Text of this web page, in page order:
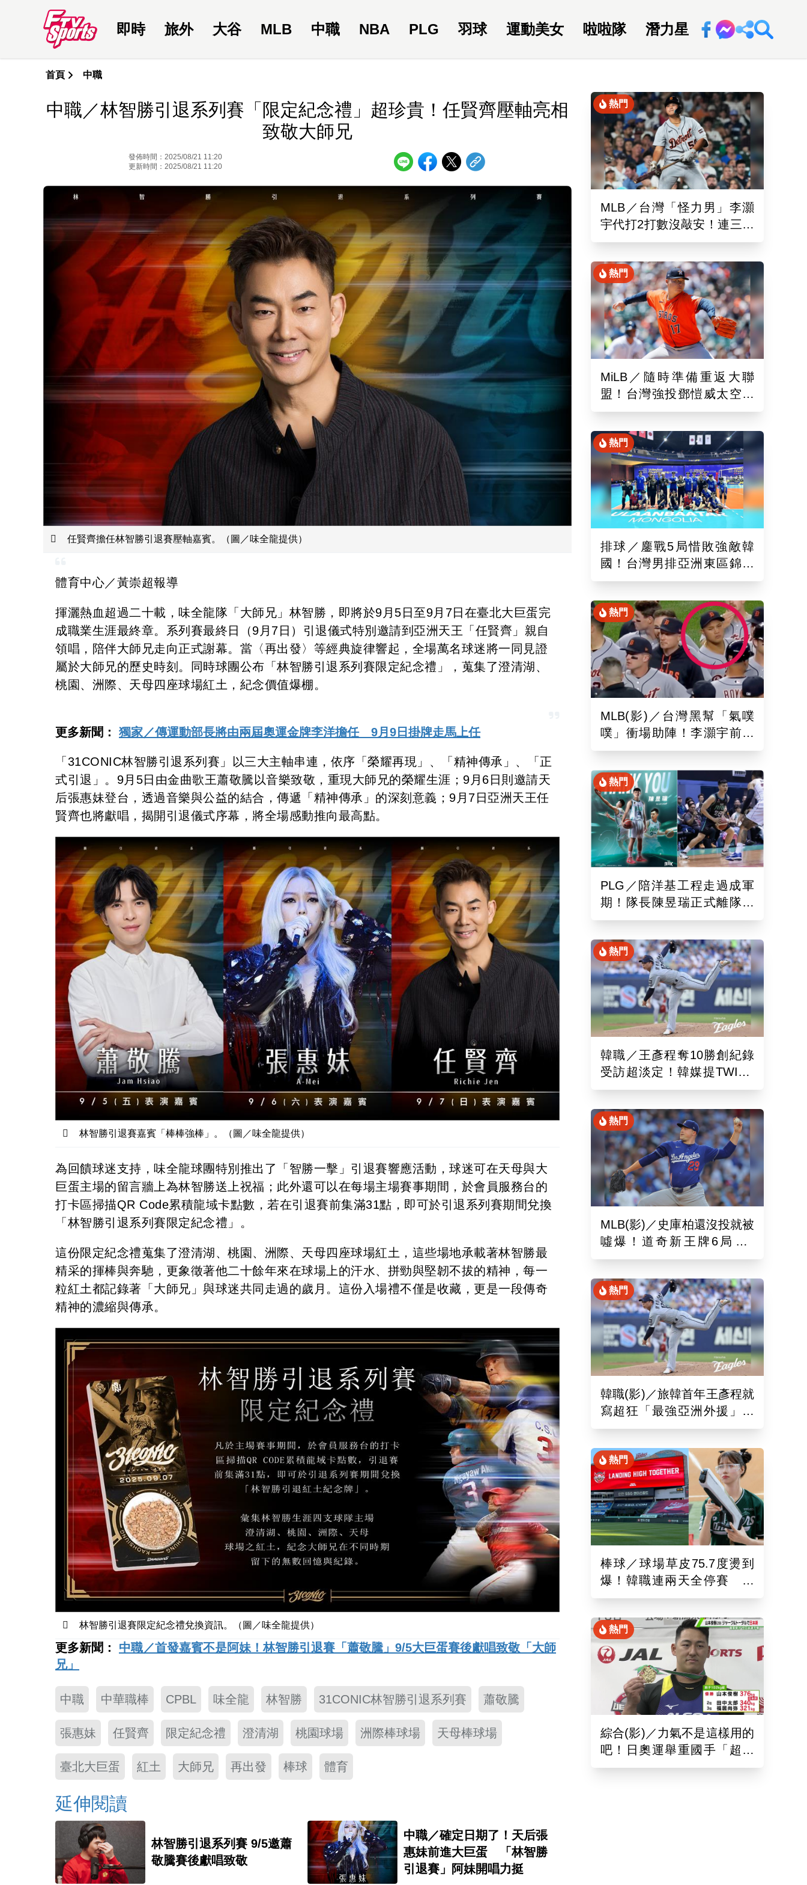
即時 旅外 大谷 MLB 中職 NBA PLG 羽球 運動美女 啦啦隊 潛力星 回新聞網
首頁 中職
中職／林智勝引退系列賽「限定紀念禮」超珍貴！任賢齊壓軸亮相
致敬大師兄
發佈時間：2025/08/21 11:20
更新時間：2025/08/21 11:20
任賢齊擔任林智勝引退賽壓軸嘉賓。（圖／味全龍提供）
體育中心／黃崇超報導
揮灑熱血超過二十載，味全龍隊「大師兄」林智勝，即將於9月5日至9月7日在臺北大巨蛋完
成職業生涯最終章。系列賽最終日（9月7日）引退儀式特別邀請到亞洲天王「任賢齊」親自
領唱，陪伴大師兄走向正式謝幕。當〈再出發〉等經典旋律響起，全場萬名球迷將一同見證
屬於大師兄的歷史時刻。同時球團公布「林智勝引退系列賽限定紀念禮」，蒐集了澄清湖、
桃園、洲際、天母四座球場紅土，紀念價值爆棚。
更多新聞： 獨家／傳運動部長將由兩屆奧運金牌李洋擔任 9月9日掛牌走馬上任
「31CONIC林智勝引退系列賽」以三大主軸串連，依序「榮耀再現」、「精神傳承」、「正
式引退」。9月5日由金曲歌王蕭敬騰以音樂致敬，重現大師兄的榮耀生涯；9月6日則邀請天
后張惠妹登台，透過音樂與公益的結合，傳遞「精神傳承」的深刻意義；9月7日亞洲天王任
賢齊也將獻唱，揭開引退儀式序幕，將全場感動推向最高點。
林智勝引退賽嘉賓「棒棒強棒」。（圖／味全龍提供）
為回饋球迷支持，味全龍球團特別推出了「智勝一擊」引退賽響應活動，球迷可在天母與大
巨蛋主場的留言牆上為林智勝送上祝福；此外還可以在每場主場賽事期間，於會員服務台的
打卡區掃描QR Code累積龍域卡點數，若在引退賽前集滿31點，即可於引退系列賽期間兌換
「林智勝引退系列賽限定紀念禮」。
這份限定紀念禮蒐集了澄清湖、桃園、洲際、天母四座球場紅土，這些場地承載著林智勝最
精采的揮棒與奔馳，更象徵著他二十餘年來在球場上的汗水、拼勁與堅韌不拔的精神，每一
粒紅土都記錄著「大師兄」與球迷共同走過的歲月。這份入場禮不僅是收藏，更是一段傳奇
精神的濃縮與傳承。
林智勝引退賽限定紀念禮兌換資訊。（圖／味全龍提供）
更多新聞： 中職／首發嘉賓不是阿妹！林智勝引退賽「蕭敬騰」9/5大巨蛋賽後獻唱致敬「大師
兄」
中職 中華職棒 CPBL 味全龍 林智勝 31CONIC林智勝引退系列賽 蕭敬騰
張惠妹 任賢齊 限定紀念禮 澄清湖 桃園球場 洲際棒球場 天母棒球場
臺北大巨蛋 紅土 大師兄 再出發 棒球 體育
延伸閱讀
林智勝引退系列賽 9/5邀蕭
敬騰賽後獻唱致敬
中職／確定日期了！天后張
惠妹前進大巨蛋 「林智勝
引退賽」阿妹開唱力挺
熱門
MLB／台灣「怪力男」李灝
宇代打2打數沒敲安！連三場
坐板凳 老虎11:0完封水手
熱門
MiLB／隨時準備重返大聯
盟！台灣強投鄧愷威太空人
3A登板後援1.2局飆3K
熱門
排球／鏖戰5局惜敗強敵韓
國！台灣男排亞洲東區錦標
賽下場與日本交手拚晉4強戰
熱門
MLB(影)／台灣黑幫「氣噗
噗」衝場助陣！李灝宇前輩
遭觸身球「引爆大場面」
熱門
PLG／陪洋基工程走過成軍
期！隊長陳昱瑞正式離隊
球團：感謝全力付出與貢獻
熱門
韓職／王彥程奪10勝創紀錄
受訪超淡定！韓媒提TWICE
娜璉笑開懷網友全笑翻
熱門
MLB(影)／史庫柏還沒投就被
噓爆！道奇新王牌6局失2
分 交易後首秀吞第六敗
熱門
韓職(影)／旅韓首年王彥程就
寫超狂「最強亞洲外援」紀
錄！6局飆7K奪單季第10勝
熱門
棒球／球場草皮75.7度燙到
爆！韓職連兩天全停賽 工
作人員、球迷頻傳熱傷害
熱門
綜合(影)／力氣不是這樣用的
吧！日奧運舉重國手「超商
偷雞蛋」被活逮把店員推到